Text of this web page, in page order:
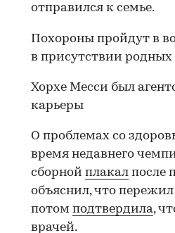
отправился к семье.
Похороны пройдут в
в присутствии родных
Хорхе Месси был
карьеры
О проблемах со
время недавнего
сборной плакал после
объяснил, что
потом подтвердила,
врачей.